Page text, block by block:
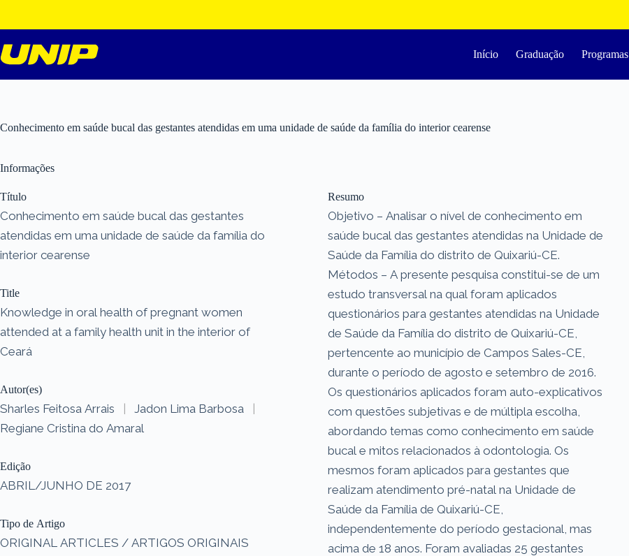
o
conteúdo
Início Graduação Programas
Conhecimento em saúde bucal das gestantes atendidas em uma unidade de saúde da família do interior cearense
Informações
Título
Conhecimento em saúde bucal das gestantes
atendidas em uma unidade de saúde da família do
interior cearense
Title
Knowledge in oral health of pregnant women
attended at a family health unit in the interior of
Ceará
Autor(es)
Sharles Feitosa Arrais | Jadon Lima Barbosa
|
Regiane Cristina do Amaral
Edição
ABRIL/JUNHO DE 2017
Tipo de Artigo
ORIGINAL ARTICLES / ARTIGOS ORIGINAIS
Resumo
Objetivo – Analisar o nível de conhecimento em
saúde bucal das gestantes atendidas na Unidade de
Saúde da Família do distrito de Quixariú-CE.
Métodos – A presente pesquisa constitui-se de um
estudo transversal na qual foram aplicados
questionários para gestantes atendidas na Unidade
de Saúde da Família do distrito de Quixariú-CE,
pertencente ao município de Campos Sales-CE,
durante o período de agosto e setembro de 2016.
Os questionários aplicados foram auto-explicativos
com questões subjetivas e de múltipla escolha,
abordando temas como conhecimento em saúde
bucal e mitos relacionados à odontologia. Os
mesmos foram aplicados para gestantes que
realizam atendimento pré-natal na Unidade de
Saúde da Família de Quixariú-CE,
independentemente do período gestacional, mas
acima de 18 anos. Foram avaliadas 25 gestantes